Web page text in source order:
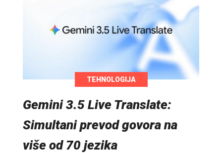
TEHNOLOGIJA
Gemini 3.5 Live Translate:
Simultani prevod govora na
više od 70 jezika